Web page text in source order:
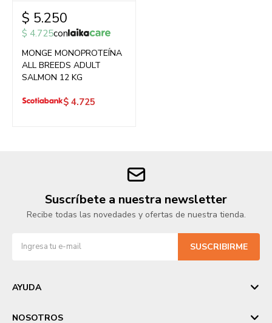
$ 5.250
$ 4.725con
MONGE MONOPROTEÍNA
ALL BREEDS ADULT
SALMON 12 KG
$ 4.725
Suscríbete a nuestra newsletter
Recibe todas las novedades y ofertas de nuestra tienda.
SUSCRIBIRME
AYUDA
NOSOTROS